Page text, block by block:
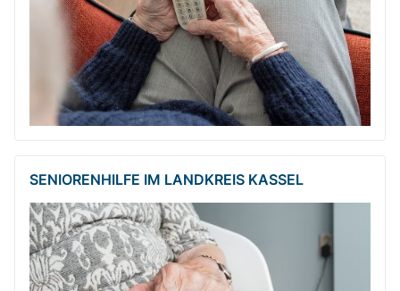
SENIORENHILFE IM LANDKREIS KASSEL